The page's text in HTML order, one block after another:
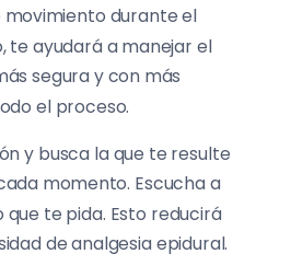
durante el
te ayudará a manejar el
segura y con más
el proceso.
y busca la que te resulte
momento. Escucha a
te pida. Esto reducirá
de analgesia epidural.